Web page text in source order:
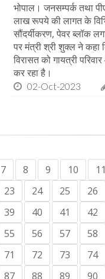
भोपाल। जनसम्पर्क तथा
लाख रूपये की लागत के
सौंदर्यीकरण, पेवर ब्लॉक
पर मंत्री श्री शुक्ल ने कहा
विरासत को गायत्री
कर रहा है।
02-Oct-2023
7 8 9 10
23 24 25
26
39 40 41
42
55 56 57
58
71 72 73
74
87 88 89
90